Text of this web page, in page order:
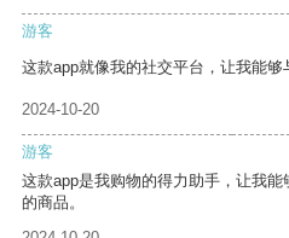
游客
这款app就像我的社交平台，让我能够
2024-10-20
游客
这款app是我购物的得力助手，让我
的商品。